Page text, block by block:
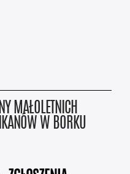
MAŁOLETNICH
W BORKU